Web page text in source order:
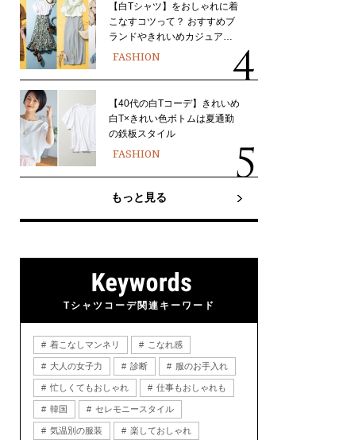
【白Tシャツ】をおしゃれに着
こなすコツって？ おすすめブ
ランドやきれいめカジュア…
FASHION
【40代の白Tコーデ】きれいめ
白T×きれい色ボトムは夏通勤
の鉄板スタイル
FASHION
もっと見る
Tシャツコーデ関連キーワード
着こなしマンネリ こなれ感
大人の女子力 診断 服のお手入れ
忙しくてもおしゃれ 仕事もおしゃれも
韓国 セレモニースタイル
気温別の服装 楽しておしゃれ